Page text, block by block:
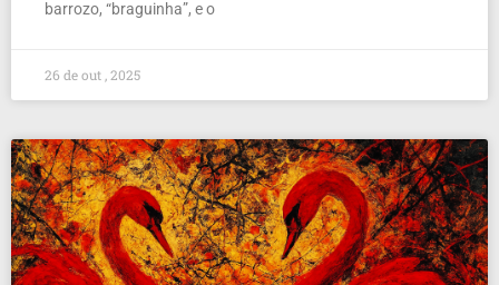
barrozo, “braguinha”, e o
26 de out , 2025